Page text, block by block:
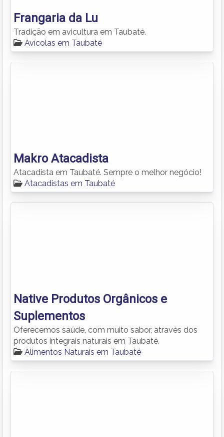
Frangaria da Lu
Tradição em avicultura em Taubaté.
Avícolas em Taubaté
Makro Atacadista
Atacadista em Taubaté. Sempre o melhor negócio!
Atacadistas em Taubaté
Native Produtos Orgânicos e
Suplementos
Oferecemos saúde, com muito sabor, através dos
produtos integrais naturais em Taubaté.
Alimentos Naturais em Taubaté